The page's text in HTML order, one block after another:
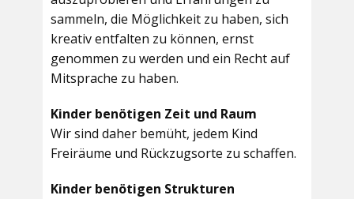
sammeln, die Möglichkeit zu haben, sich
kreativ entfalten zu können, ernst
genommen zu werden und ein Recht auf
Mitsprache zu haben.
Kinder benötigen Zeit und Raum
Wir sind daher bemüht, jedem Kind
Freiräume und Rückzugsorte zu schaffen.
Kinder benötigen Strukturen